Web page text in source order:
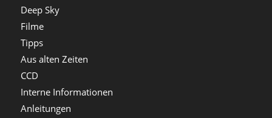
Deep Sky
Filme
Tipps
Aus alten Zeiten
CCD
Interne Informationen
Anleitungen